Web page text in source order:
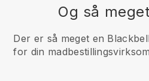
Og så
Der er så meget en
for din